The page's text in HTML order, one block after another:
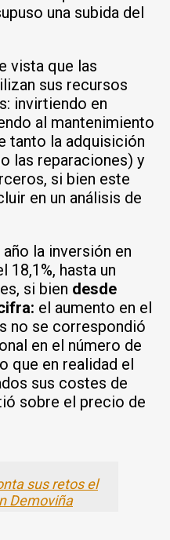
una subida del
vista que las
sus recursos
invirtiendo en
al mantenimiento
tanto la adquisición
las reparaciones) y
si bien este
en un análisis de
la inversión en
18,1%, hasta un
si bien desde
el aumento en el
no se correspondió
en el número de
que en realidad el
sus costes de
sobre el precio de
sus retos el
Demoviña